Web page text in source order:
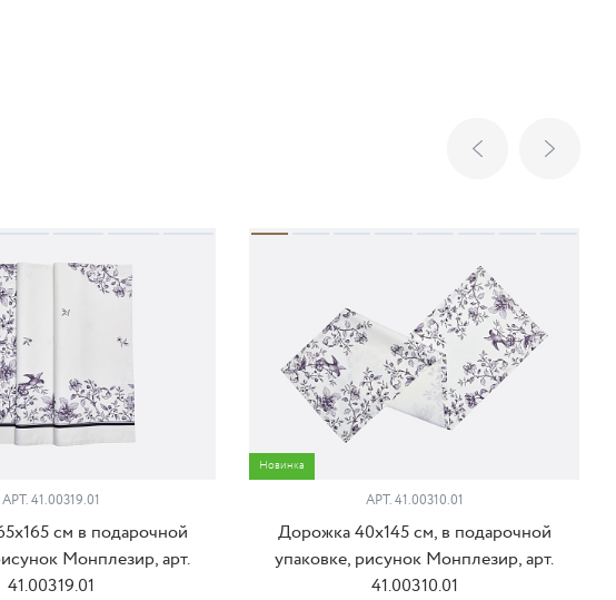
АРТ. 41.00319.01
см в подарочной
Монплезир, арт.
41.00319.01
Новинка
АРТ. 41.00310.01
Дорожка 40х145 см, в подарочной
упаковке, рисунок Монплезир, арт.
41.00310.01